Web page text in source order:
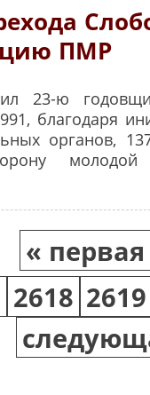
ПМР
23-ю
благодаря
органов,
молодой
« первая
2618 2619